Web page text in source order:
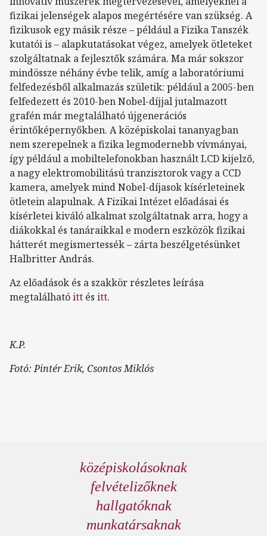
fizikai jelenségek alapos megértésére van szükség. A
fizikusok egy másik része – például a Fizika Tanszék
kutatói is – alapkutatásokat végez, amelyek ötleteket
szolgáltatnak a fejlesztők számára. Ma már sokszor
mindössze néhány évbe telik, amíg a laboratóriumi
felfedezésből alkalmazás születik: például a 2005-ben
felfedezett és 2010-ben Nobel-díjjal jutalmazott
grafén már megtalálható újgenerációs
érintőképernyőkben. A középiskolai tananyagban
nem szerepelnek a fizika legmodernebb vívmányai,
így például a mobiltelefonokban használt LCD kijelző,
a nagy elektromobilitású tranzisztorok vagy a CCD
kamera, amelyek mind Nobel-díjasok kísérleteinek
ötletein alapulnak. A Fizikai Intézet előadásai és
kísérletei kiváló alkalmat szolgáltatnak arra, hogy a
diákokkal és tanáraikkal e modern eszközök fizikai
hátterét megismertessék – zárta beszélgetésünket
Halbritter András.
Az előadások és a szakkör részletes leírása
megtalálhatóitt és itt.
K.P.
Fotó: Pintér Erik, Csontos Miklós
középiskolásoknak
felvételizőknek
hallgatóknak
munkatársaknak